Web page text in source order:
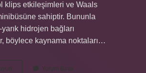
klips etkileşimleri ve Waals
sahiptir. Bununla
hidrojen bağları
böylece kaynama noktaları…
Yorum Bırak